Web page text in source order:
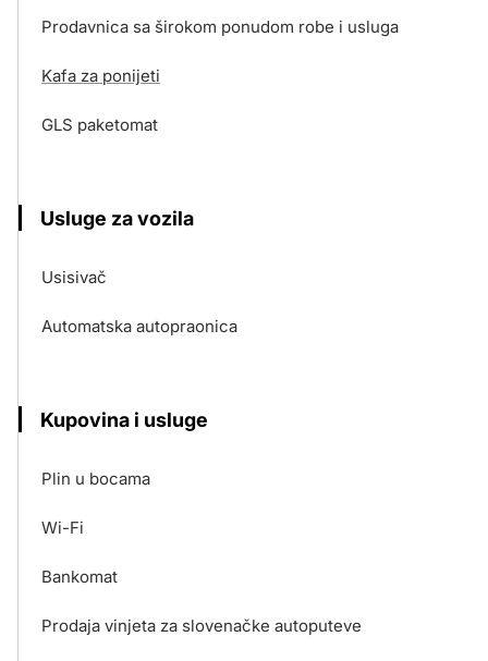
Prodavnica sa širokom ponudom robe i usluga
Kafa za ponijeti
GLS paketomat
Usluge za vozila
Usisivač
Automatska autopraonica
Kupovina i usluge
Plin u bocama
Wi-Fi
Bankomat
Prodaja vinjeta za slovenačke autoputeve